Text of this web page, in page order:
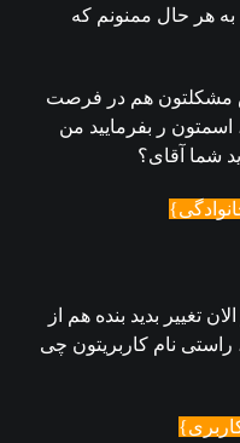
به هر حال ممنونم که
مشکلتون هم در فرصت
ر بفرمایید من
شما آقای؟
تغییر بدید بنده هم از
راستی نام کاربریتون چی